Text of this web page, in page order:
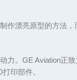
漂亮原型的方法
。GE Aviation正
印部件。